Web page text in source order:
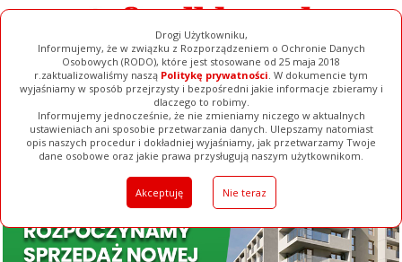
Drogi Użytkowniku,
Informujemy, że w związku z Rozporządzeniem o Ochronie Danych
Osobowych (RODO), które jest stosowane od 25 maja 2018
r.zaktualizowaliśmy naszą Politykę prywatności. W dokumencie tym
wyjaśniamy w sposób przejrzysty i bezpośredni jakie informacje zbieramy i
dlaczego to robimy.
Informujemy jednocześnie, że nie zmieniamy niczego w aktualnych
ustawieniach ani sposobie przetwarzania danych. Ulepszamy natomiast
opis naszych procedur i dokładniej wyjaśniamy, jak przetwarzamy Twoje
dane osobowe oraz jakie prawa przysługują naszym użytkownikom.
Akceptuję Nie teraz
Ogłoszenia Filmy Galerie Baza Firm Pełna Wersja